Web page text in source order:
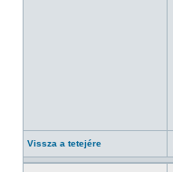
Vissza a tetejére